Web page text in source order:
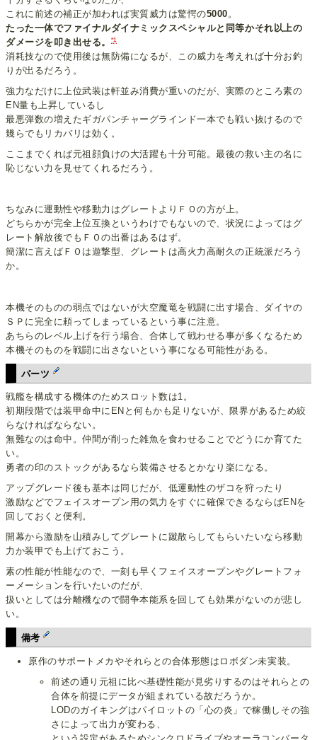
これに前述の補正が加われば実質威力は驚愕の5000 。
たった一体でファイナルダイナミックスペシャルと同等かそれ以上の
ダメージを叩き出せる。
*1
消耗技なので使用後は無防備になるが、この威力を考えれば十分お釣
りが出るだろう。
強力なだけに上位武装は軒並み消費が重いのだが、実際のところ素の
EN量も上昇しているし
最悪弾数の増えたギガパンチャーグラインド一本でも戦い抜けるので
幾らでもリカバリは効く。
ここまでくれば元祖顔負けの大活躍も十分可能。最後の救い主の名に
恥じない力を見せてくれるだろう。
ちなみに運動性や移動力はグレートよりＦＯの方が上。
どちらかが完全上位互換というわけでもないので、状況によってはグ
レート解放後でもＦＯの出番はあるはず。
簡潔に言えばＦＯは遊撃型、グレートは高火力高耐久の正統派だろう
か。
本機そのものの弱点ではないが大空魔竜を戦闘に出す場合、ダイヤの
ＳＰに完全に頼ってしまっているという事に注意。
あちらのレベル上げを行う場合、合体して戦わせる事が多くなるため
本機そのものを戦闘に出さないという事になる可能性がある。
パーツ
戦艦を構成する機体のためスロット数は1。
初期段階では装甲命中にENと何もかも足りないが、限界があるため絞
らなければならない。
無難なのは命中。仲間が削った雑魚を食わせることでどうにか育てた
い。
勇者の印のストックがあるなら装備させるとかなり楽になる。
アップグレード後も基本は同じだが、低運動性のザコを狩ったり
激励などでフェイスオープン用の気力をすぐに確保できるならばENを
回しておくと便利。
開幕から激励を山積みしてグレートに蹴散らしてもらいたいなら移動
力か装甲でも上げておこう。
素の性能が性能なので、一刻も早くフェイスオープンやグレートフォ
ーメーションを行いたいのだが、
扱いとしては分離機なので闘争本能系を回しても効果がないのが悲し
い。
備考
原作のサポートメカやそれらとの合体形態はロボダン未実装。
前述の通り元祖に比べ基礎性能が見劣りするのはそれらとの
合体を前提にデータが組まれている故だろうか。
LODのガイキングはパイロットの「心の炎」で稼働しその強
さによって出力が変わる、